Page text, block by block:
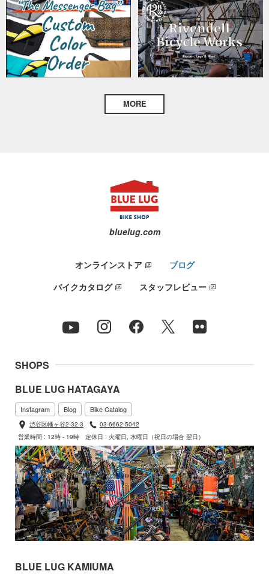
MORE
bluelug.com
オンラインストア
ブログ
バイクカタログ
スタッフレビュー
SHOPS
BLUE LUG HATAGAYA
Instagram Blog Bike Catalog
渋谷区幡ヶ谷2-32-3
03-6662-5042
営業時間 : 12時 - 19時
定休日 : 火曜日, 水曜日（祝日の場合 翌日）
BLUE LUG KAMIUMA